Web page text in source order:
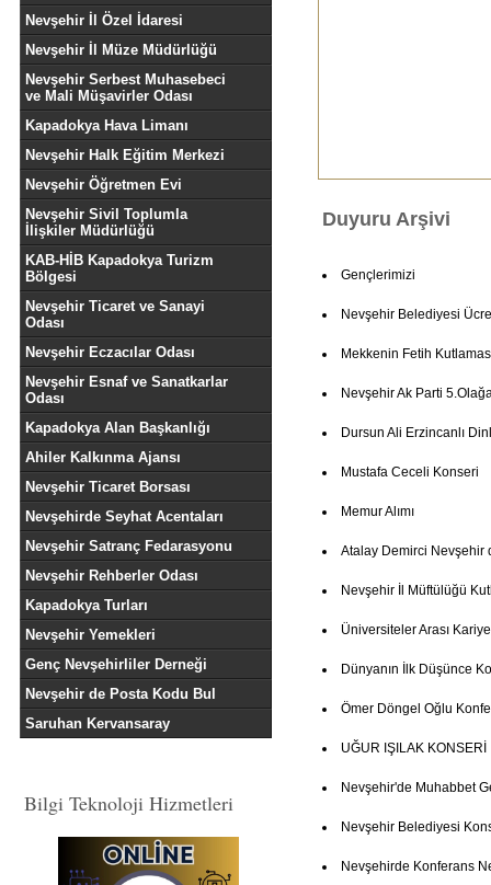
Nevşehir İl Özel İdaresi
Nevşehir İl Müze Müdürlüğü
Nevşehir Serbest Muhasebeci
ve Mali Müşavirler Odası
Kapadokya Hava Limanı
Nevşehir Halk Eğitim Merkezi
Nevşehir Öğretmen Evi
Nevşehir Sivil Toplumla
İlişkiler Müdürlüğü
KAB-HİB Kapadokya Turizm
Bölgesi
Nevşehir Ticaret ve Sanayi
Odası
Nevşehir Eczacılar Odası
Nevşehir Esnaf ve Sanatkarlar
Odası
Kapadokya Alan Başkanlığı
Ahiler Kalkınma Ajansı
Nevşehir Ticaret Borsası
Nevşehirde Seyhat Acentaları
Nevşehir Satranç Fedarasyonu
Nevşehir Rehberler Odası
Kapadokya Turları
Nevşehir Yemekleri
Genç Nevşehirliler Derneği
Nevşehir de Posta Kodu Bul
Saruhan Kervansaray
Bilgi Teknoloji Hizmetleri
Duyuru Arşivi
Gençlerimizi
Nevşehir Belediyesi
Mekkenin Fetih
Nevşehir Ak Parti
Dursun Ali Erzincanlı
Mustafa Ceceli Konseri
Memur Alımı
Atalay Demirci Nevşehir
Nevşehir İl Müftülüğü
Üniversiteler Arası
Dünyanın İlk Düşünce
Ömer Döngel Oğlu
UĞUR IŞILAK KONSERİ
Nevşehir'de Muhabbet
Nevşehir Belediyesi
Nevşehirde Konferans